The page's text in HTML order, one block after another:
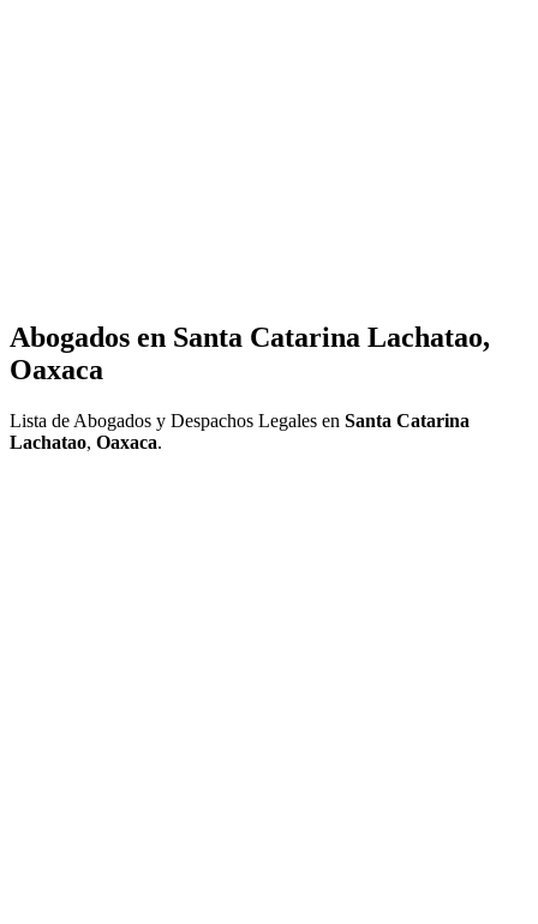
Abogados en Santa Catarina Lachatao,
Oaxaca
Lista de Abogados y Despachos Legales en Santa Catarina
Lachatao, Oaxaca.